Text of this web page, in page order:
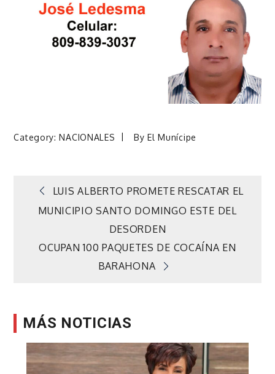
Category:NACIONALES ByEl Munícipe
Navegación
entradas
LUIS ALBERTO PROMETE RESCATAR EL
MUNICIPIO SANTO DOMINGO ESTE DEL
DESORDEN
OCUPAN 100 PAQUETES DE COCAÍNA EN
BARAHONA
MÁS NOTICIAS